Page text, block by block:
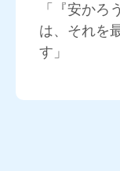
「『安か
は、それを
す」